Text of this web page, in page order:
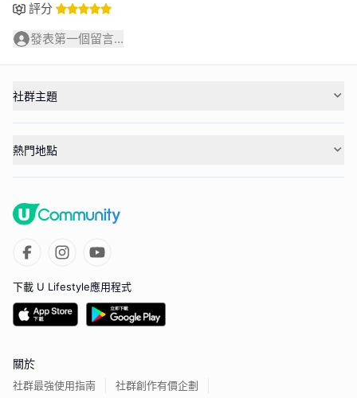
評分
發表第一個留言...
社群主題
熱門地點
下載 U Lifestyle應用程式
關於
社群最強使用指南 社群創作有價企劃